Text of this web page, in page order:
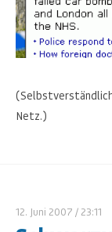
Netz.)
12. Juni 2007 / 23:11